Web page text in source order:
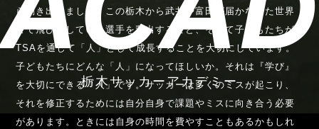
栃木サッカーアカデミー
ら動き出しました。この栃木から武井や富田が届かなった世界
まで飛び出していく選手を輩出すること、そして子どもたちが
TSAを通じて「人」として成長することを大切にしています。
子どもたちにどんな「人」になってほしいか。それは『学び』
を大切にできる「人」です。サッカーは多くのミスが起こり、
それを修正するためには自分自身で課題やミスに向き合う必要
があります。ときには自身の時間を費やすこともあるかもしれ